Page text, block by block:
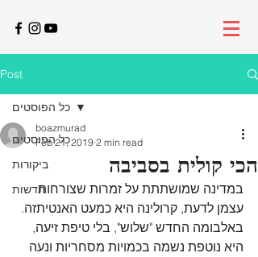
Post
כל הפוסטים
ביקורות
חדשות
כל הפוסטים
הכי קולית בסביבה
boazmurad
Feb 21, 2019 2 min read
במדינה שמושתתת על זמרות שצורחות
עצמן לדעת, קרולינה היא כמעט האנטיתזה.
באלבומה החדש "שלוש", בלי טיפת זיעה,
היא נוטפת נשמה בכמויות מסחריות ונעה